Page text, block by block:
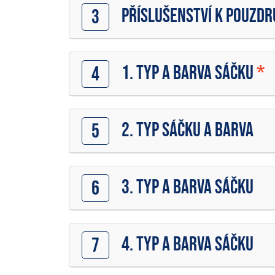
3 PŘÍSLUŠENSTVÍ K
4 1. TYP A BARVA SÁČKU*
5 2. TYP SÁČKU A BARVA
6 3. TYP A BARVA SÁČKU
7 4. TYP A BARVA SÁČKU